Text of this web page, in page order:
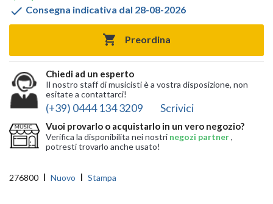
 Consegna indicativa dal 28-08-2026
 Preordina
Chiedi ad un esperto
Il nostro staff di musicisti è a vostra disposizione, non
esitate a contattarci!
(+39) 0444 134 3209 Scrivici
Vuoi provarlo o acquistarlo in un vero negozio?
Verifica la disponibilita nei nostri negozi partner,
potresti trovarlo anche usato!
276800 Nuovo Stampa